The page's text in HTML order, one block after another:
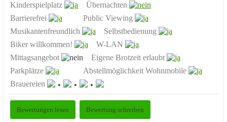
Kinderspielplatz
Übernachten
Barrierefrei
Public Viewing
Musikantenfreundlich
Selbstbedienung
Biker willkommen!
W-LAN
Mittagsangebot
Eigene Brotzeit erlaubt
Parkplätze
Abstellmöglichkeit Wohnmobile
Brauereien
Bewertungen lesen Bewertung schreiben